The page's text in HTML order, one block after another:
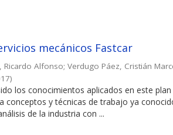
mecánicos Fastcar
Ricardo Alfonso;Verdugo Páez, Cristián
)
los conocimientos aplicados en este
conceptos y técnicas de trabajo ya
de la industria con ...